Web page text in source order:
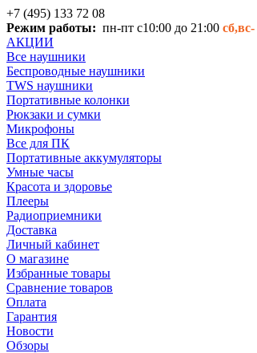
+7 (495) 133 72 08
Режим работы: пн-пт с10:00 до 21:00 сб,вс-
АКЦИИ
Все наушники
Беспроводные наушники
TWS наушники
Портативные колонки
Рюкзаки и сумки
Микрофоны
Все для ПК
Портативные аккумуляторы
Умные часы
Красота и здоровье
Плееры
Радиоприемники
Доставка
Личный кабинет
О магазине
Избранные товары
Сравнение товаров
Оплата
Гарантия
Новости
Обзоры